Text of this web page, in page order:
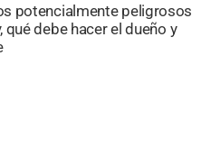
potencialmente peligrosos
qué debe hacer el dueño y